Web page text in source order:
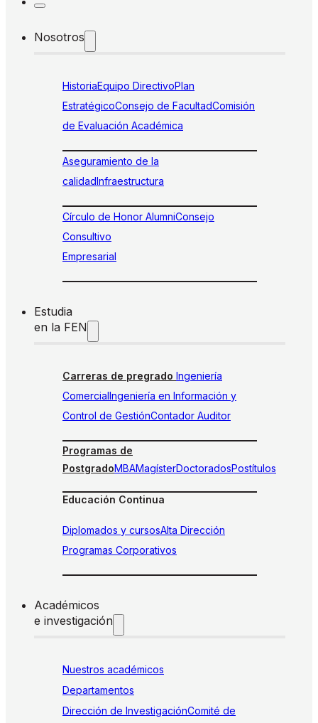
Nosotros
HistoriaEquipo DirectivoPlan
EstratégicoConsejo de FacultadComisión
de Evaluación Académica
Aseguramiento de la
calidadInfraestructura
Círculo de Honor AlumniConsejo
Consultivo
Empresarial
Estudia
en la FEN
Carreras de pregrado Ingeniería
ComercialIngeniería en Información y
Control de GestiónContador Auditor
Programas de
PostgradoMBAMagísterDoctoradosPostítulos
Educación Continua
Diplomados y cursosAlta Dirección
Programas Corporativos
Académicos
e investigación
Nuestros académicos
Departamentos
Dirección de InvestigaciónComité de